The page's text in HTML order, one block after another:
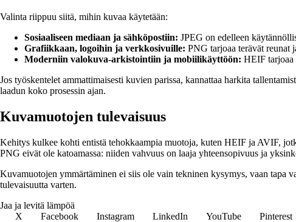
Valinta riippuu siitä, mihin kuvaa käytetään:
Sosiaaliseen mediaan ja sähköpostiin: JPEG on edelleen
Grafiikkaan, logoihin ja verkkosivuille: PNG tarjoaa terävät reunat
Moderniin valokuva-arkistointiin ja mobiilikäyttöön: HEIF tarjoaa
Jos työskentelet ammattimaisesti kuvien parissa, kannattaa harkita
laadun koko prosessin ajan.
Kuvamuotojen tulevaisuus
Kehitys kulkee kohti entistä tehokkaampia muotoja, kuten HEIF ja AVIF,
PNG eivät ole katoamassa: niiden vahvuus on laaja yhteensopivuus ja
Kuvamuotojen ymmärtäminen ei siis ole vain tekninen kysymys, vaan tapa
tulevaisuutta varten.
Jaa ja levitä lämpöä
X
Facebook Instagram LinkedIn YouTube Pinterest